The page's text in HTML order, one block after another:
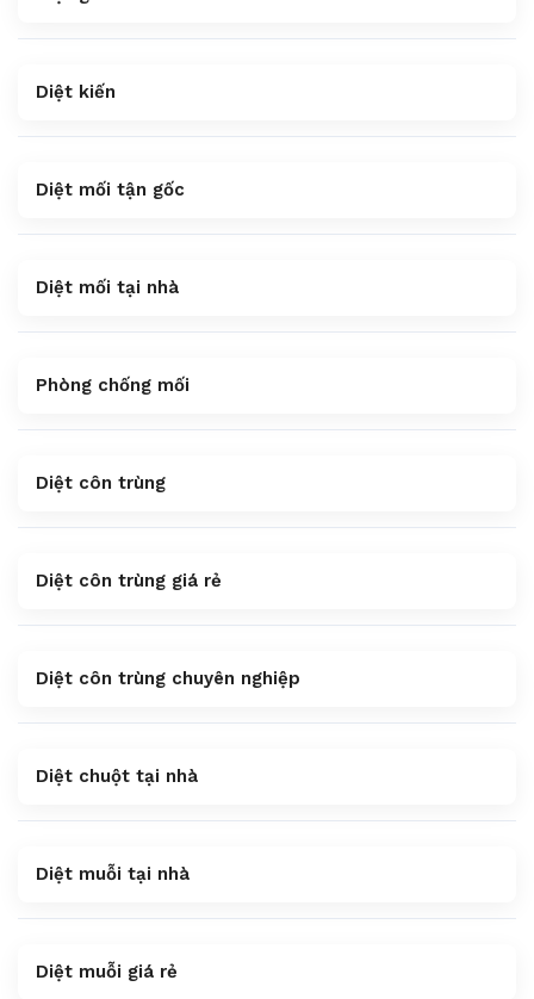
Diệt kiến
Diệt mối tận gốc
Diệt mối tại nhà
Phòng chống mối
Diệt côn trùng
Diệt côn trùng giá rẻ
Diệt côn trùng chuyên nghiệp
Diệt chuột tại nhà
Diệt muỗi tại nhà
Diệt muỗi giá rẻ